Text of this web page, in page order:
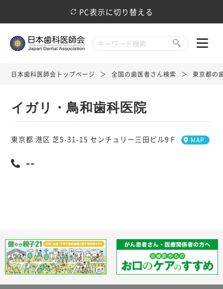
PC表示に切り替える
日本歯科医師会トップページ 全国の歯医者さん検索 東京都の
イガリ・鳥和歯科医院
東京都 港区 芝5-31-15 センチュリー三田ビル9Ｆ MAP
--